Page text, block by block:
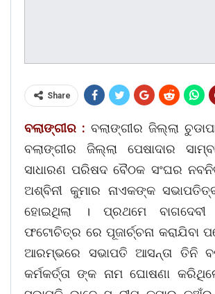
Share
ବଲାଙ୍ଗୀର : ବଲାଙ୍ଗୀର ଜିଲ୍ଲା
ବଲାଙ୍ଗୀର ଜିଲ୍ଲା ପେଷାଦାର
ସାଧାରଣ ପରିଷଦ ବୈଠକ ସଂଘର
ଅଶ୍ବିନୀ କୁମାର ନାଏକଙ୍କ
ହୋଇଥିଲା । ପ୍ରଥମେ ବାଗଦେବୀ
ଫଟୋଚିତ୍ର ରେ ପୂଜାର୍ଚ୍ଚନା କରାଯିବା
ଆରମ୍ଭରେ ସଭାପତି ଆସନ୍ତା ତିନି
କର୍ମକର୍ତ୍ତା ଙ୍କ ନାମ ଘୋଷଣା